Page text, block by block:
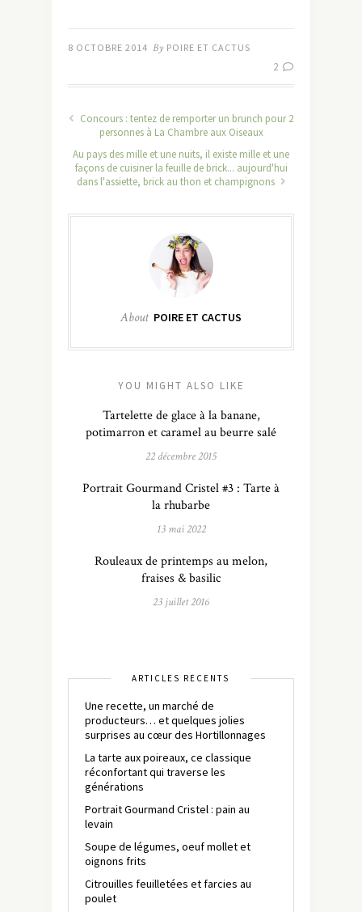
8 OCTOBRE 2014 By POIRE ET CACTUS
2
Concours : tentez de remporter un brunch pour 2
personnes à La Chambre aux Oiseaux
Au pays des mille et une nuits, il existe mille et une
façons de cuisiner la feuille de brick... aujourd'hui
dans l'assiette, brick au thon et champignons
About POIRE ET CACTUS
YOU MIGHT ALSO LIKE
Tartelette de glace à la banane,
potimarron et caramel au beurre salé
22 décembre 2015
Portrait Gourmand Cristel #3 : Tarte à
la rhubarbe
13 mai 2022
Rouleaux de printemps au melon,
fraises & basilic
23 juillet 2016
ARTICLES RÉCENTS
Une recette, un marché de
producteurs… et quelques jolies
surprises au cœur des Hortillonnages
La tarte aux poireaux, ce classique
réconfortant qui traverse les
générations
Portrait Gourmand Cristel : pain au
levain
Soupe de légumes, oeuf mollet et
oignons frits
Citrouilles feuilletées et farcies au
poulet